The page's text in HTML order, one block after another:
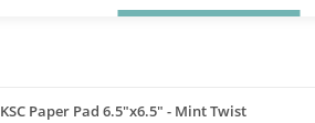
KSC Paper Pad 6.5"x6.5" - Mint Twist